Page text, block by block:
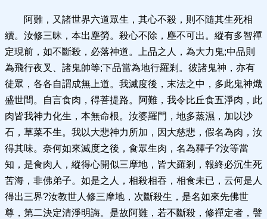
阿難，又諸世界六道眾生，其心不殺，則不隨其生死相
續。汝修三昧，本出塵勞。殺心不除，塵不可出。縱有多智禪
定現前，如不斷殺，必落神道。上品之人，為大力鬼;中品則
為飛行夜叉、諸鬼帥等;下品當為地行羅剎。彼諸鬼神，亦有
徒眾，各各自謂成無上道。我滅度後，末法之中，多此鬼神熾
盛世間。自言食肉，得菩提路。阿難，我令比丘食五淨肉，此
肉皆我神力化生，本無命根。汝婆羅門，地多蒸濕，加以沙
石，草菜不生。我以大悲神力所加，因大慈悲，假名為肉，汝
得其味。奈何如來滅度之後，食眾生肉，名為釋子?汝等當
知，是食肉人，縱得心開似三摩地，皆大羅剎，報終必沉生死
苦海，非佛弟子。如是之人，相殺相吞，相食未已，云何是人
得出三界?汝教世人修三摩地，次斷殺生，是名如來先佛世
尊，第二決定清淨明誨。是故阿難，若不斷殺，修禪定者，譬